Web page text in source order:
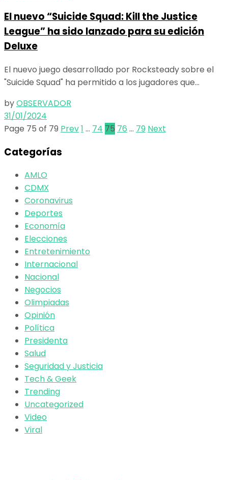
El nuevo “Suicide Squad: Kill the Justice
League” ha sido lanzado para su edición
Deluxe
El nuevo juego desarrollado por Rocksteady sobre el
"Suicide Squad" ha permitido a los jugadores que...
byOBSERVADOR
31/01/2024
Page 75 of 79 Prev1 … 74 75 76 … 79 Next
Categorías
AMLO
CDMX
Coronavirus
Deportes
Economía
Elecciones
Entretenimiento
Internacional
Nacional
Negocios
Olimpiadas
Opinión
Política
Presidenta
Salud
Seguridad y Justicia
Tech & Geek
Trending
Uncategorized
Video
Viral